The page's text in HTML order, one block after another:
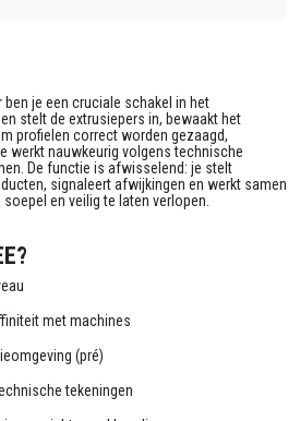
je een cruciale schakel in het
stelt de extrusiepers in, bewaakt het
profielen correct worden gezaagd,
werkt nauwkeurig volgens technische
De functie is afwisselend: je stelt
signaleert afwijkingen en werkt samen
en veilig te laten verlopen.
met machines
(pré)
tekeningen